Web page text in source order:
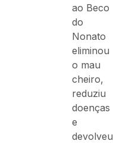
ao Beco
do
Nonato
eliminou
o mau
cheiro,
reduziu
doenças
e
devolveu